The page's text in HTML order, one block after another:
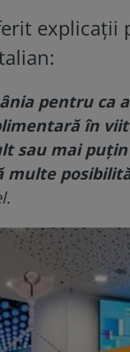
explicații
pentru
în
sau mai